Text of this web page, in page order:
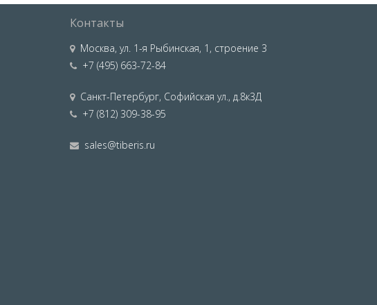
Контакты
Москва,ул. 1-я Рыбинская, 1, строение 3
+7 (495) 663-72-84
Санкт-Петербург, Софийская ул., д.8к3Д
+7 (812) 309-38-95
sales@tiberis.ru